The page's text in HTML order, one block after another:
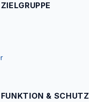
& SCHUTZ